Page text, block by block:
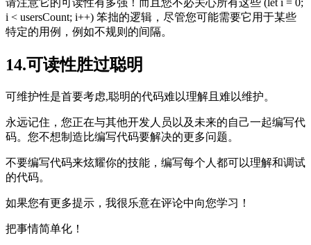
请注意它的可读性有多强！而且您不必关心所有这些 (let i = 0;
i < usersCount; i++) 笨拙的逻辑，尽管您可能需要它用于某些
特定的用例，例如不规则的间隔。
14.可读性胜过聪明
可维护性是首要考虑,聪明的代码难以理解且难以维护。
永远记住，您正在与其他开发人员以及未来的自己一起编写代
码。您不想制造比编写代码要解决的更多问题。
不要编写代码来炫耀你的技能，编写每个人都可以理解和调试
的代码。
如果您有更多提示，我很乐意在评论中向您学习！
把事情简单化！